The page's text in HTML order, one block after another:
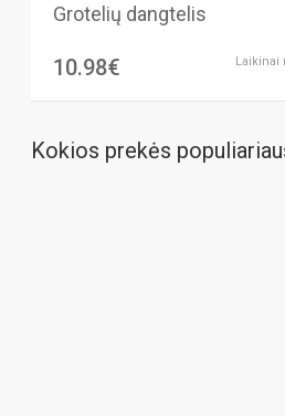
Grotelių dangtelis
10.98€ Laikinai
Kokios prekės